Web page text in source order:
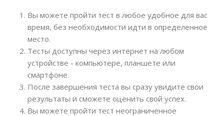
Вы можете пройти тест в любое удобное для вас
время, без необходимости идти в определенное
место.
Тесты доступны через интернет на любом
устройстве - компьютере, планшете или
смартфоне.
После завершения теста вы сразу увидите свои
результаты и сможете оценить свой успех.
Вы можете пройти тест неограниченное